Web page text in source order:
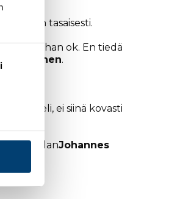
hyvin tasaisesti.
ihan ok. En tiedä
Hirvonen.
keli, ei siinä kovasti
ItävallanJohannes